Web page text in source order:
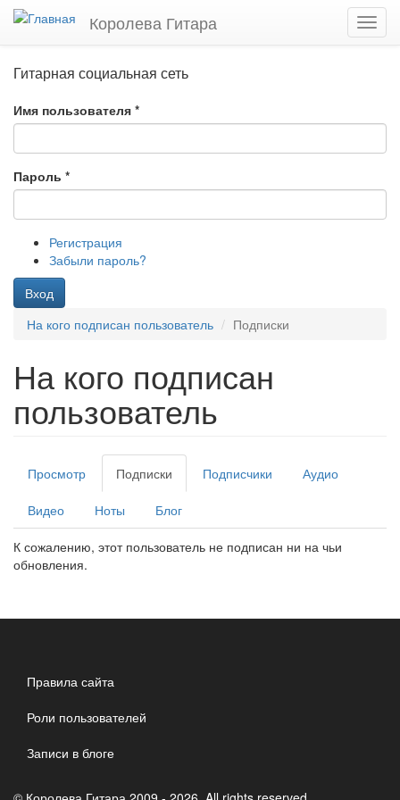
Перейти
Королева Гитара
Гитарная социальная сеть
Имя пользователя *
Пароль *
Регистрация
Забыли пароль?
Вход
На кого подписан пользователь
Подписки
На кого подписан
пользователь
Главные
вкладки
Просмотр Подписки (активная
вкладка)
Подписчики Аудио
Видео Ноты Блог
К сожалению, этот пользователь не подписан ни на чьи
обновления.
Правила сайта
Роли пользователей
Записи в блоге